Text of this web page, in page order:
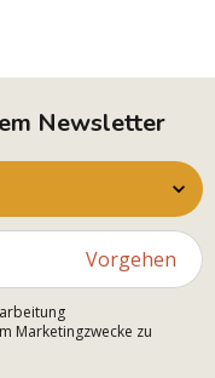
Newsletter
Vorgehen
Marketingzwecke zu